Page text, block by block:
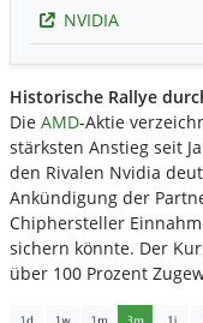
NVIDIA
Historische Rallye
Die AMD-Aktie
stärksten Anstieg seit
den Rivalen Nvidia
Ankündigung der
Chiphersteller
sichern könnte. Der
über 100 Prozent